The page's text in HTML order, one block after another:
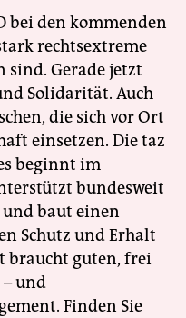
bei den kommenden
rechtsextreme
sind. Gerade jetzt
Solidarität. Auch
die sich vor Ort
einsetzen. Die taz
beginnt im
bundesweit
baut einen
Schutz und Erhalt
braucht guten, frei
und
Finden Sie